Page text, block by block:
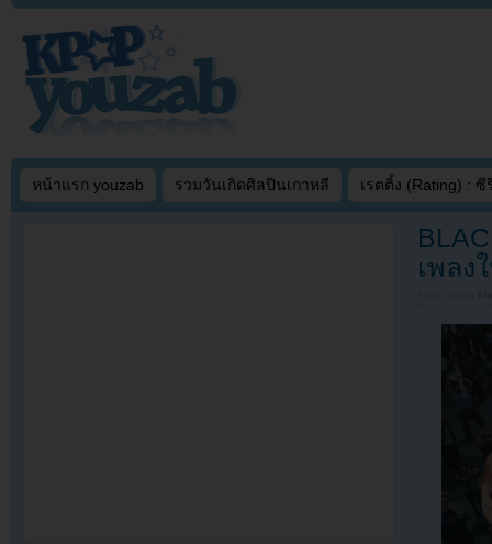
หน้าแรก youzab รวมวันเกิดศิลปินเกาหลี เรตติ้ง (Rating) : ซี
เพลง